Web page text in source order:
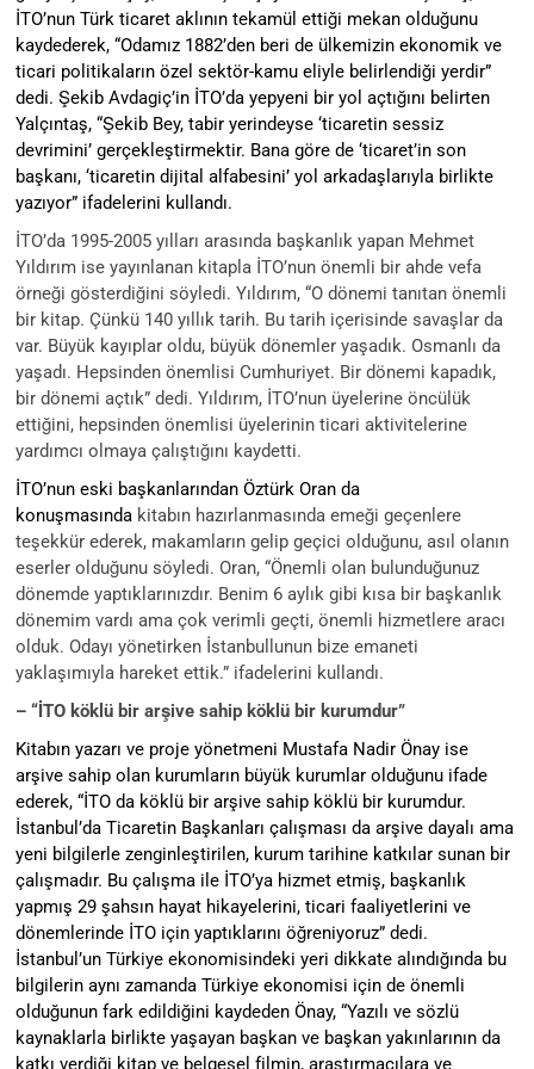
İTO’nun Türk ticaret aklının tekamül ettiği mekan olduğunu
kaydederek, “Odamız 1882’den beri de ülkemizin ekonomik ve
ticari politikaların özel sektör-kamu eliyle belirlendiği yerdir”
dedi. Şekib Avdagiç’in İTO’da yepyeni bir yol açtığını belirten
Yalçıntaş, “Şekib Bey, tabir yerindeyse ‘ticaretin sessiz
devrimini’ gerçekleştirmektir. Bana göre de ‘ticaret’in son
başkanı, ‘ticaretin dijital alfabesini’ yol arkadaşlarıyla birlikte
yazıyor” ifadelerini kullandı.
İTO’da 1995-2005 yılları arasında başkanlık yapan Mehmet
Yıldırım ise yayınlanan kitapla İTO’nun önemli bir ahde vefa
örneği gösterdiğini söyledi. Yıldırım, “O dönemi tanıtan önemli
bir kitap. Çünkü 140 yıllık tarih. Bu tarih içerisinde savaşlar da
var. Büyük kayıplar oldu, büyük dönemler yaşadık. Osmanlı da
yaşadı. Hepsinden önemlisi Cumhuriyet. Bir dönemi kapadık,
bir dönemi açtık” dedi. Yıldırım, İTO’nun üyelerine öncülük
ettiğini, hepsinden önemlisi üyelerinin ticari aktivitelerine
yardımcı olmaya çalıştığını kaydetti.
İTO’nun eski başkanlarından Öztürk Oran da
konuşmasında kitabın hazırlanmasında emeği geçenlere
teşekkür ederek, makamların gelip geçici olduğunu, asıl olanın
eserler olduğunu söyledi. Oran, “Önemli olan bulunduğunuz
dönemde yaptıklarınızdır. Benim 6 aylık gibi kısa bir başkanlık
dönemim vardı ama çok verimli geçti, önemli hizmetlere aracı
olduk. Odayı yönetirken İstanbullunun bize emaneti
yaklaşımıyla hareket ettik.” ifadelerini kullandı.
– “İTO köklü bir arşive sahip köklü bir kurumdur”
Kitabın yazarı ve proje yönetmeni Mustafa Nadir Önay ise
arşive sahip olan kurumların büyük kurumlar olduğunu ifade
ederek, “İTO da köklü bir arşive sahip köklü bir kurumdur.
İstanbul’da Ticaretin Başkanları çalışması da arşive dayalı ama
yeni bilgilerle zenginleştirilen, kurum tarihine katkılar sunan bir
çalışmadır. Bu çalışma ile İTO’ya hizmet etmiş, başkanlık
yapmış 29 şahsın hayat hikayelerini, ticari faaliyetlerini ve
dönemlerinde İTO için yaptıklarını öğreniyoruz” dedi.
İstanbul’un Türkiye ekonomisindeki yeri dikkate alındığında bu
bilgilerin aynı zamanda Türkiye ekonomisi için de önemli
olduğunun fark edildiğini kaydeden Önay, “Yazılı ve sözlü
kaynaklarla birlikte yaşayan başkan ve başkan yakınlarının da
katkı verdiği kitap ve belgesel filmin, araştırmacılara ve